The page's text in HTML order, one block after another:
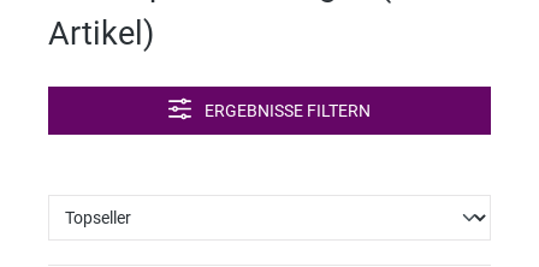
Artikel )
ERGEBNISSE FILTERN